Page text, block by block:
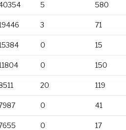
5 580
3 71
0 15
0 150
20 119
0 41
0 17